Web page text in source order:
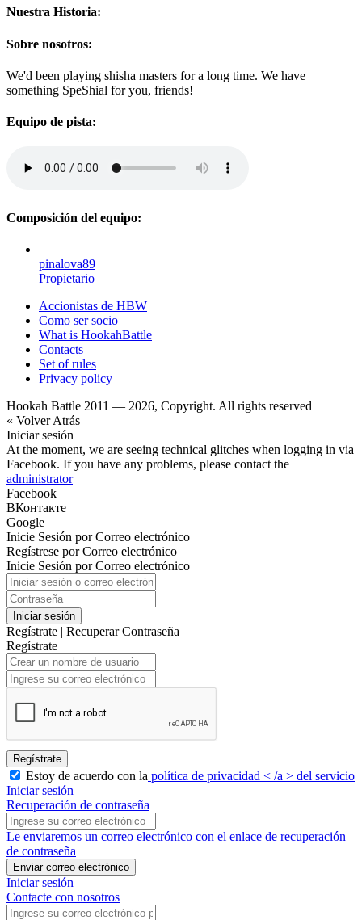
Nuestra Historia:
Sobre nosotros:
We'd been playing shisha masters for a long time. We have
something SpeShial for you, friends!
Equipo de pista:
Composición del equipo:
pinalova89
Propietario
Accionistas de HBW
Como ser socio
What is HookahBattle
Contacts
Set of rules
Privacy policy
Hookah Battle 2011 — 2026, Copyright. All rights reserved
« Volver Atrás
Iniciar sesión
At the moment, we are seeing technical glitches when logging in via
Facebook. If you have any problems, please contact the
administrator
Facebook
ВКонтакте
Google
Inicie Sesión por Correo electrónico
Regístrese por Correo electrónico
Inicie Sesión por Correo electrónico
Iniciar sesión
Regístrate | Recuperar Contraseña
Regístrate
Regístrate
Estoy de acuerdo con la política de privacidad < /a > del servicio
Iniciar sesión
Recuperación de contraseña
Le enviaremos un correo electrónico con el enlace de recuperación
de contraseña
Enviar correo electrónico
Iniciar sesión
Contacte con nosotros